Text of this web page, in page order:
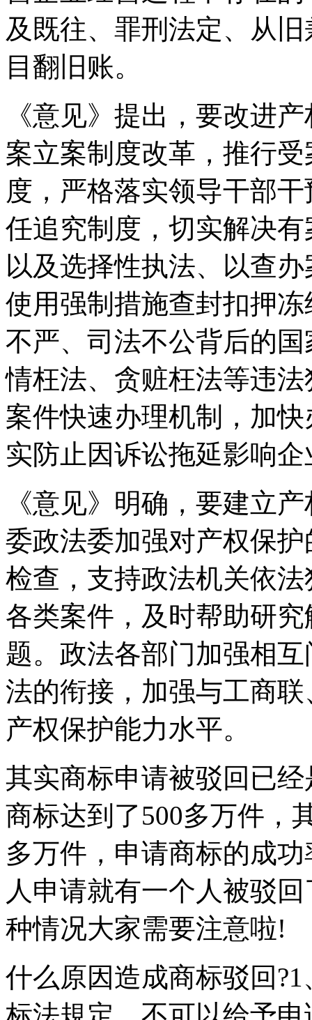
及既往、罪刑法定、从
目翻旧账。
《意见》提出，要改进
案立案制度改革，推行
度，严格落实领导干部
任追究制度，切实解决
以及选择性执法、以查
使用强制措施查封扣押
不严、司法不公背后的
情枉法、贪赃枉法等违
案件快速办理机制，加
实防止因诉讼拖延影响
《意见》明确，要建立
委政法委加强对产权保
检查，支持政法机关依
各类案件，及时帮助研
题。政法各部门加强相
法的衔接，加强与工商
产权保护能力水平。
其实商标申请被驳回已
商标达到了500多万件，
多万件，申请商标的成
人申请就有一个人被驳
种情况大家需要注意啦!
什么原因造成商标驳回